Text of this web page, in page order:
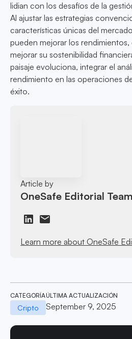
lidian con los desafíos de la
Al ajustar las estrategias
características únicas del
pueden mejorar los
mejorar su sostenibilidad
paisaje evoluciona, integrar el
rendimiento en las operaciones
éxito.
Article by
OneSafe Editorial Team
Learn more about OneSafe
CATEGORÍA
Cripto
ÚLTIMA ACTUALIZACIÓN
September 9, 2025